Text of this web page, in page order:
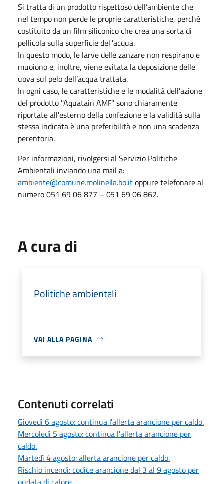
Si tratta di un prodotto rispettoso dell’ambiente che
nel tempo non perde le proprie caratteristiche, perché
costituito da un film siliconico che crea una sorta di
pellicola sulla superficie dell'acqua.
In questo modo, le larve delle zanzare non respirano e
muoiono e, inoltre, viene evitata la deposizione delle
uova sul pelo dell’acqua trattata.
In ogni caso, le caratteristiche e le modalità dell'azione
del prodotto ''Aquatain AMF'' sono chiaramente
riportate all'esterno della confezione e la validità sulla
stessa indicata è una preferibilità e non una scadenza
perentoria.
Per informazioni, rivolgersi al Servizio Politiche
Ambientali inviando una mail a:
ambiente@comune.molinella.bo.itoppure telefonare al
numero 051 69 06 877 – 051 69 06 862.
A cura di
Politiche ambientali
VAI ALLA PAGINA
Contenuti correlati
Giovedì 6 agosto: continua l'allerta arancione per caldo.
Mercoledì 5 agosto: continua l'allerta arancione per
caldo.
Martedì 4 agosto: allerta arancione per caldo.
Rischio incendi: codice arancione dal 3 al 9 agosto per
ondata di calore.